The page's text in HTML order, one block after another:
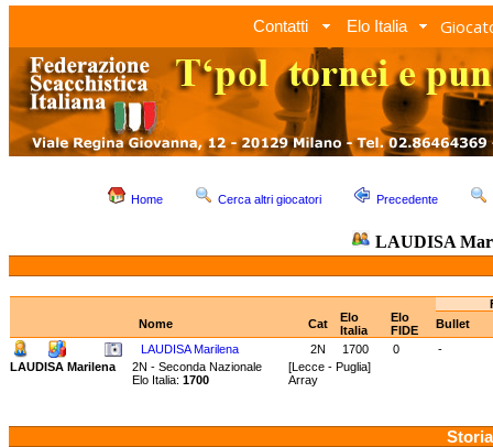
Contatti Elo Italia
Home Cerca altri giocatori Precedente
LAUDISA
Nome
Cat
Elo
Italia
Elo
FIDE
Bullet
LAUDISA Marilena
2N 1700 0
-
LAUDISA Marilena
2N - Seconda Nazionale [Lecce - Puglia]
Elo Italia: 1700 Array